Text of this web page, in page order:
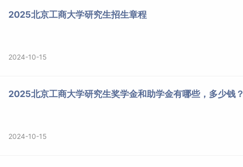
2025北京工商大学研究生招生章程
2024-10-15
2025北京工商大学研究生奖学金和助学金有哪些，多少钱？
2024-10-15